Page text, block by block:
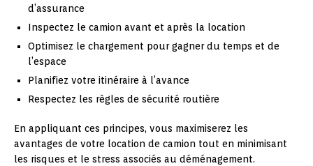
d’assurance
Inspectez le camion avant et après la location
Optimisez le chargement pour gagner du temps et de
l’espace
Planifiez votre itinéraire à l’avance
Respectez les règles de sécurité routière
En appliquant ces principes, vous maximiserez les
avantages de votre location de camion tout en minimisant
les risques et le stress associés au déménagement.